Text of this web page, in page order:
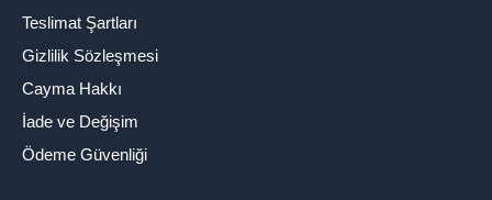
Teslimat Şartları
Gizlilik Sözleşmesi
Cayma Hakkı
İade ve Değişim
Ödeme Güvenliği